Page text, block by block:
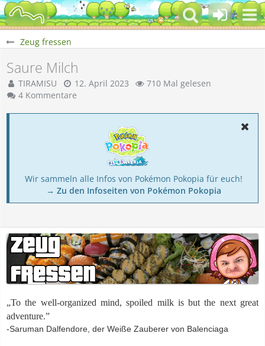
Zeug fressen
Saure Milch
TIRAMISU 12. April 2023
710 Mal gelesen
4 Kommentare
Wir sammeln alle Infos von Pokémon Pokopia für euch!
→ Zu den Infoseiten von Pokémon Pokopia
„To the well-organized mind, spoiled milk is but the next great
adventure.”
-Saruman Dalfendore, der Weiße Zauberer von Balenciaga